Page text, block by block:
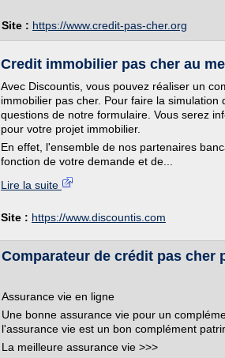
Site : https://www.credit-pas-cher.org
Credit immobilier pas cher au
Avec Discountis, vous pouvez réaliser un
immobilier pas cher. Pour faire la
questions de notre formulaire. Vous serez
pour votre projet immobilier.
En effet, l'ensemble de nos partenaires
fonction de votre demande et de...
Lire la suite
Site : https://www.discountis.com
Comparateur de crédit pas cher
Assurance vie en ligne
Une bonne assurance vie pour un
l'assurance vie est un bon complément
La meilleure assurance vie >>>